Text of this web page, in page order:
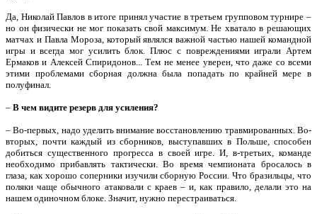
Да, Николай Павлов в итоге принял участие в третьем групповом турнире –
но он физически не мог показать свой максимум. Не хватало в решающих
матчах и Павла Мороза, который являлся важной частью нашей командной
игры и всегда мог усилить блок. Плюс с повреждениями играли Артем
Ермаков и Алексей Спиридонов... Тем не менее уверен, что даже со всеми
этими проблемами сборная должна была попадать по крайней мере в
полуфинал.
– В чем видите резерв для усиления?
– Во-первых, надо уделить внимание восстановлению травмированных. Во-
вторых, почти каждый из сборников, выступавших в Польше, способен
добиться существенного прогресса в своей игре. И, в-третьих, команде
необходимо прибавлять тактически. Во время чемпионата бросалось в
глаза, как хорошо соперники изучили сборную России. Что бразильцы, что
поляки чаще обычного атаковали с краев – и, как правило, делали это на
нашем одиночном блоке. Значит, нужно перестраиваться.